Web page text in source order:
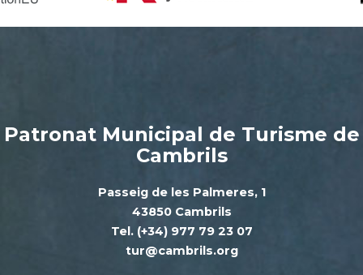
Patronat Municipal de Turisme de
Cambrils
Passeig de les Palmeres, 1
43850 Cambrils
Tel. (+34) 977 79 23 07
tur@cambrils.org